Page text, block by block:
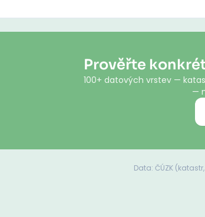
Prověřte
100+ datových vrstev —
—
Data: ČÚZK